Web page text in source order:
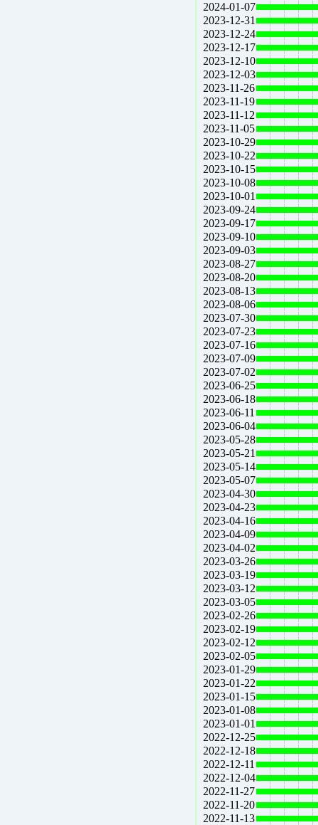
2024-01-07
2023-12-31
2023-12-24
2023-12-17
2023-12-10
2023-12-03
2023-11-26
2023-11-19
2023-11-12
2023-11-05
2023-10-29
2023-10-22
2023-10-15
2023-10-08
2023-10-01
2023-09-24
2023-09-17
2023-09-10
2023-09-03
2023-08-27
2023-08-20
2023-08-13
2023-08-06
2023-07-30
2023-07-23
2023-07-16
2023-07-09
2023-07-02
2023-06-25
2023-06-18
2023-06-11
2023-06-04
2023-05-28
2023-05-21
2023-05-14
2023-05-07
2023-04-30
2023-04-23
2023-04-16
2023-04-09
2023-04-02
2023-03-26
2023-03-19
2023-03-12
2023-03-05
2023-02-26
2023-02-19
2023-02-12
2023-02-05
2023-01-29
2023-01-22
2023-01-15
2023-01-08
2023-01-01
2022-12-25
2022-12-18
2022-12-11
2022-12-04
2022-11-27
2022-11-20
2022-11-13